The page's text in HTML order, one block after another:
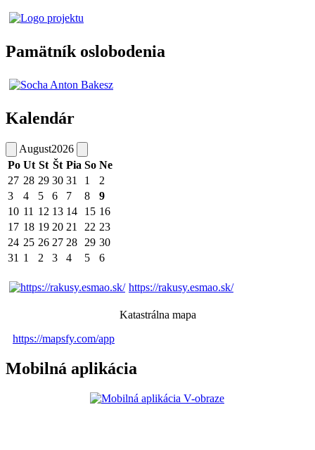
Pamätník oslobodenia
Kalendár
August2026
Po Ut St Št Pia So Ne
27 28 29 30 31 1
2
3
4 5 6 7 8
9
10 11 12 13 14 15 16
17 18 19 20 21 22 23
24 25 26 27 28 29 30
31 1 2 3 4 5 6
https://rakusy.esmao.sk/
Katastrálna mapa
https://mapsfy.com/app
Mobilná aplikácia